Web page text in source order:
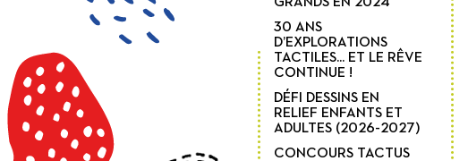
30 ANS
D’EXPLORATIONS
TACTILES... ET LE RÊVE
CONTINUE !
DÉFI DESSINS EN
RELIEF ENFANTS ET
ADULTES (2026-2027)
CONCOURS TACTUS